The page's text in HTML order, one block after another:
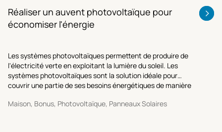
Réaliser un auvent photovoltaïque pour
économiser l'énergie
Les systèmes photovoltaïques permettent de produire de
l'électricité verte en exploitant la lumière du soleil. Les
systèmes photovoltaïques sont la solution idéale pour
couvrir une partie de ses besoins énergétiques de manière
Maison, Bonus, Photovoltaïque, Panneaux Solaires